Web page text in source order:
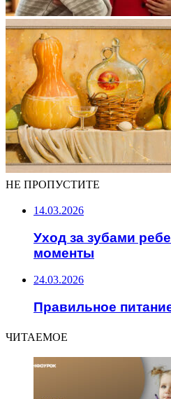
НЕ ПРОПУСТИТЕ
14.03.2026
Уход за зубами
моменты
24.03.2026
Правильное
ЧИТАЕМОЕ